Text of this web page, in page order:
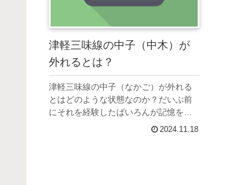
津軽三味線の中子（中木）が
外れるとは？
津軽三味線の中子（なかご）が外れる
とはどのような状態なのか？だいぶ前
にそれを経験したばいろんが記憶を頼
2024.11.18